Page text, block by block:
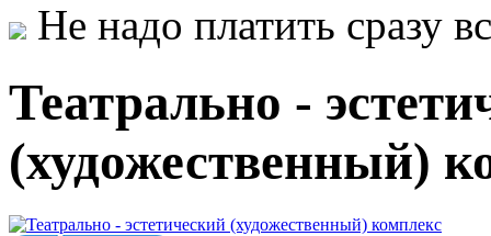
Не надо платить сразу
Театрально -
(художественный)